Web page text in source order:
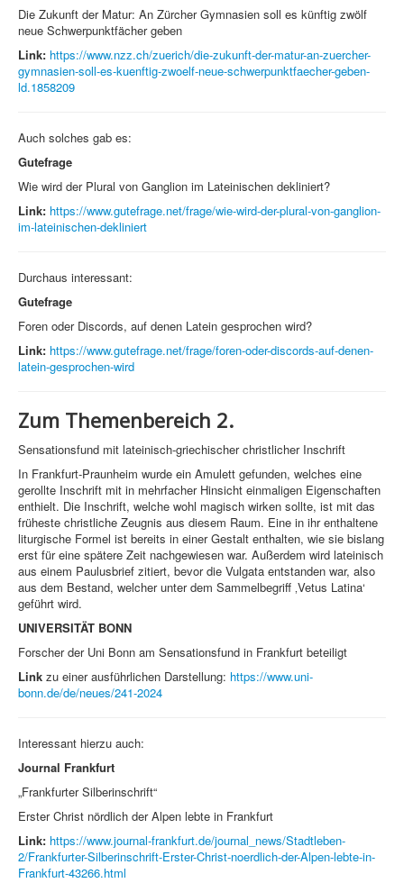
Die Zukunft der Matur: An Zürcher Gymnasien soll es künftig zwölf
neue Schwerpunktfächer geben
Link: https://www.nzz.ch/zuerich/die-zukunft-der-matur-an-zuercher-
gymnasien-soll-es-kuenftig-zwoelf-neue-schwerpunktfaecher-geben-
ld.1858209
Auch solches gab es:
Gutefrage
Wie wird der Plural von Ganglion im Lateinischen dekliniert?
Link: https://www.gutefrage.net/frage/wie-wird-der-plural-von-ganglion-
im-lateinischen-dekliniert
Durchaus interessant:
Gutefrage
Foren oder Discords, auf denen Latein gesprochen wird?
Link: https://www.gutefrage.net/frage/foren-oder-discords-auf-denen-
latein-gesprochen-wird
Zum Themenbereich 2.
Sensationsfund mit lateinisch-griechischer christlicher Inschrift
In Frankfurt-Praunheim wurde ein Amulett gefunden, welches eine
gerollte Inschrift mit in mehrfacher Hinsicht einmaligen Eigenschaften
enthielt. Die Inschrift, welche wohl magisch wirken sollte, ist mit das
früheste christliche Zeugnis aus diesem Raum. Eine in ihr enthaltene
liturgische Formel ist bereits in einer Gestalt enthalten, wie sie bislang
erst für eine spätere Zeit nachgewiesen war. Außerdem wird lateinisch
aus einem Paulusbrief zitiert, bevor die Vulgata entstanden war, also
aus dem Bestand, welcher unter dem Sammelbegriff ‚Vetus Latina‘
geführt wird.
UNIVERSITÄT BONN
Forscher der Uni Bonn am Sensationsfund in Frankfurt beteiligt
Link zu einer ausführlichen Darstellung: https://www.uni-
bonn.de/de/neues/241-2024
Interessant hierzu auch:
Journal Frankfurt
„Frankfurter Silberinschrift“
Erster Christ nördlich der Alpen lebte in Frankfurt
Link: https://www.journal-frankfurt.de/journal_news/Stadtleben-
2/Frankfurter-Silberinschrift-Erster-Christ-noerdlich-der-Alpen-lebte-in-
Frankfurt-43266.html